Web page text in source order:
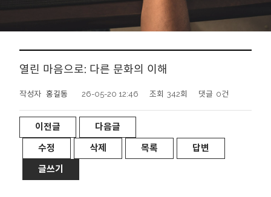
열린 마음으로: 다른 문화의 이해
작성자 홍길동 26-05-20 12:46 조회 342회 댓글 0건
이전글
다음글
수정
삭제 목록
답변
글쓰기